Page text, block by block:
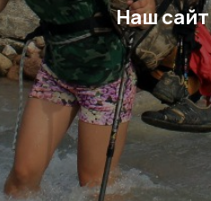
Наш